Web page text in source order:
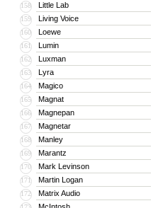
158 Little Lab
159 Living Voice
160 Loewe
161 Lumin
162 Luxman
163 Lyra
164 Magico
165 Magnat
166 Magnepan
167 Magnetar
168 Manley
169 Marantz
170 Mark Levinson
171 Martin Logan
172 Matrix Audio